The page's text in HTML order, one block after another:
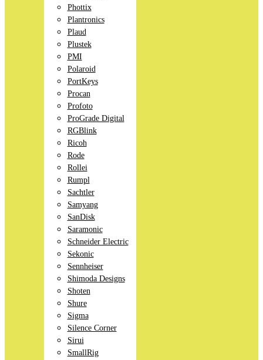
Phottix
Plantronics
Plaud
Plustek
PMI
Polaroid
PortKeys
Procan
Profoto
ProGrade Digital
RGBlink
Ricoh
Rode
Rollei
Rumpl
Sachtler
Samyang
SanDisk
Saramonic
Schneider Electric
Sekonic
Sennheiser
Shimoda Designs
Shoten
Shure
Sigma
Silence Corner
Sirui
SmallRig